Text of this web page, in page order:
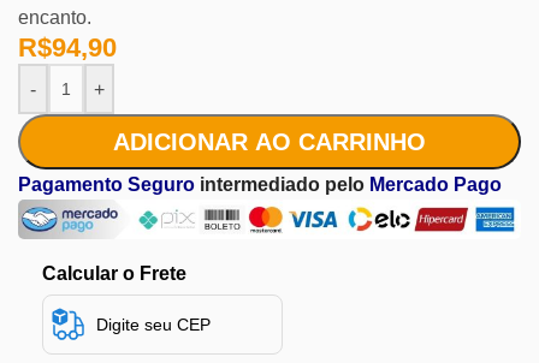
encanto.
R$94,90
- +
ADICIONAR AO CARRINHO
Pagamento Seguro intermediado pelo Mercado Pago
Calcular o Frete